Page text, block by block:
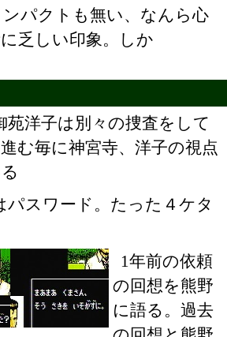
パクトも無い、なんら心
乏しい印象。しか
苑洋子は別々の捜査をして
む毎に神宮寺、洋子の視点
パスワード。たった４ケタ
1年前の依頼
の回想を熊野
に語る。過去